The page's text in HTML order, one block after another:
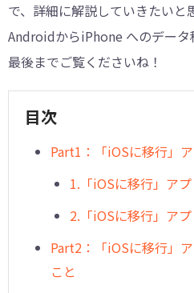
で、詳細に解説していきたいと
AndroidからiPhone へのデー
最後までご覧くださいね！
目次
Part1：「iOSに移行」
1.「iOSに移行」ア
2.「iOSに移行」ア
Part2：「iOSに移行」
こと